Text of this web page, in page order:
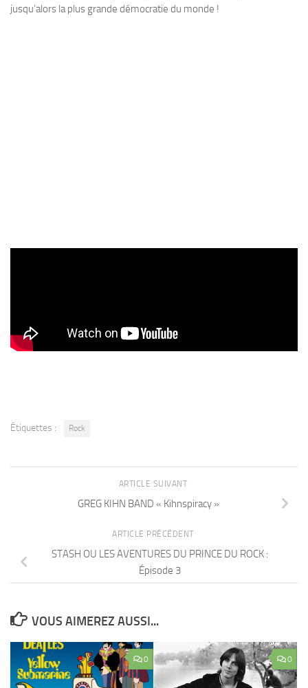
jusqu’alors la plus grande démocratie du monde !
Étiquettes : Rock
ARTICLE SUIVANT
GREG KIHN BAND « Kihnspiracy »
ARTICLE PRÉCÉDENT
STASH OU LES AVENTURES DU PRINCE DU ROCK :
Épisode 3
VOUS AIMEREZ AUSSI...
0 0